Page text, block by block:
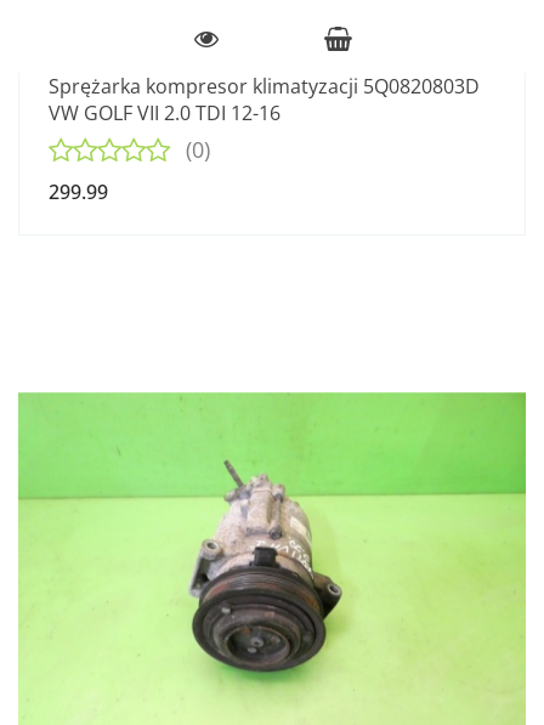
Sprężarka kompresor klimatyzacji 5Q0820803D
VW GOLF VII 2.0 TDI 12-16
(0)
299.99